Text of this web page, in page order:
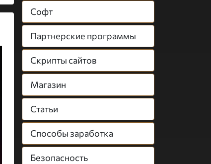
Софт
Партнерские программы
Скрипты сайтов
Магазин
Статьи
Способы заработка
Безопасность